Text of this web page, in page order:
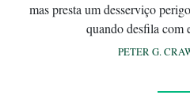
mas presta um desserviço
quando desfila com
PETER G.